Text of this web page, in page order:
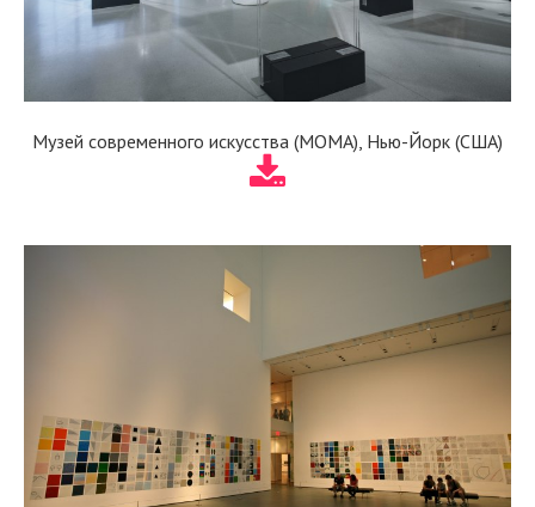
Музей современного искусства (MOMA), Нью-Йорк (США)